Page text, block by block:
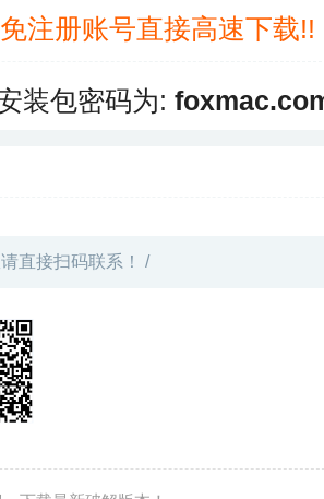
免注册账号直接高速下
装包密码为:
直接扫码联系！ /